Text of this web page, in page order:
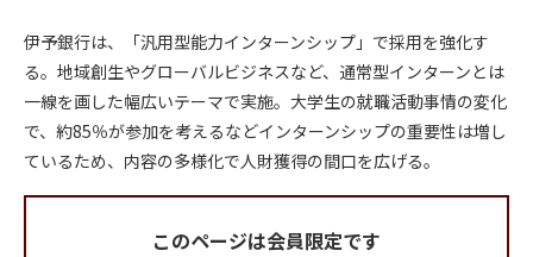
伊予銀行は、「汎用型能力インターンシップ」で採用を強化す
る。地域創生やグローバルビジネスなど、通常型インターンとは
一線を画した幅広いテーマで実施。大学生の就職活動事情の変化
で、約85％が参加を考えるなどインターンシップの重要性は増し
ているため、内容の多様化で人財獲得の間口を広げる。
このページは会員限定です